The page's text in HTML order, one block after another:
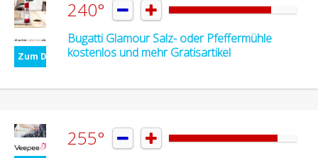
Zum Deal
240°  
Bugatti Glamour Salz- oder Pfeffermühle
kostenlos und mehr Gratisartikel
255°  